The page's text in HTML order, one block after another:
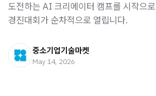
도전하는 AI 크리에이터 캠프를 시작으
경진대회가 순차적으로 열립니다.
중소기업기술마켓
May 14, 2026